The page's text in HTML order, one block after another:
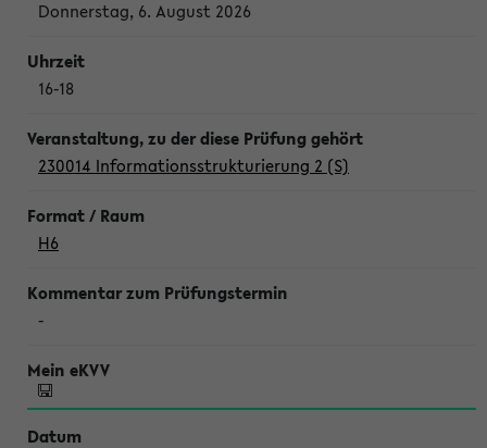
Donnerstag, 6. August 2026
16-18
230014 Informationsstrukturierung 2 (S)
H6
-